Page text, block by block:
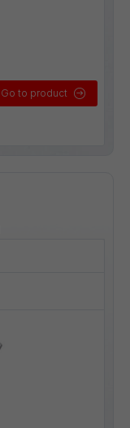
Go to product